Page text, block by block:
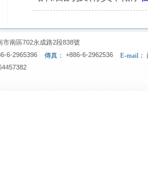
市南區702永成路2段838號
6-2965396 傳真： +886-6-2962536 E-mail：